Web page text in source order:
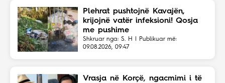
Plehrat pushtojnë Kavajën,
krijojnë vatër infeksioni! Qosja
me pushime
Shkruar nga: S. H | Publikuar më:
09.08.2026, 09:47
Vrasja në Korçë, ngacmimi i të